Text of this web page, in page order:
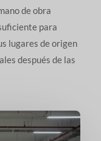
de obra
para
lugares de origen
después de las